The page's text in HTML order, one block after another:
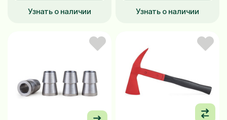
Узнать о наличии Узнать о наличии